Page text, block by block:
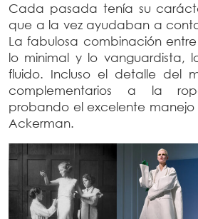
Cada pasada tenía su
que a la vez ayudaban a
La fabulosa combinación
lo minimal y lo vanguardista,
fluido. Incluso el detalle del
complementarios a la
probando el excelente
Ackerman.